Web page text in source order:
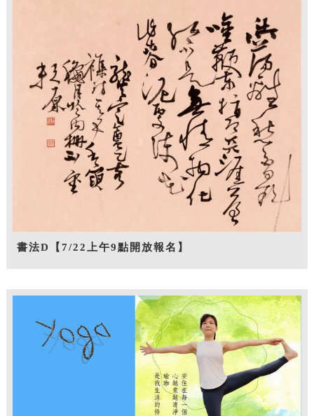
書法D【7/22上午9點開放報名】